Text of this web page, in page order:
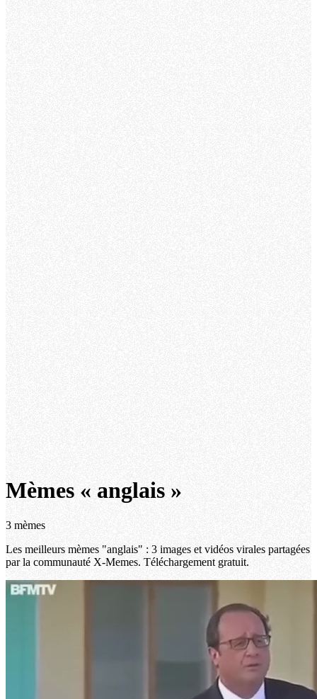
Mèmes « anglais »
3 mèmes
Les meilleurs mèmes "anglais" : 3 images et vidéos virales partagées
par la communauté X-Memes. Téléchargement gratuit.